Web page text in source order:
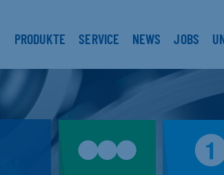
PRODUKTE SERVICE NEWS JOBS